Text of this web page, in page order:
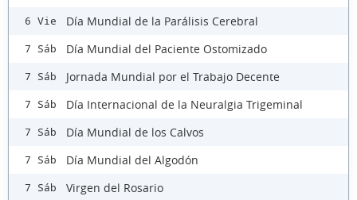
6 Vie Día Mundial de la Parálisis Cerebral
7 Sáb Día Mundial del Paciente Ostomizado
7 Sáb Jornada Mundial por el Trabajo Decente
7 Sáb Día Internacional de la Neuralgia Trigeminal
7 Sáb Día Mundial de los Calvos
7 Sáb Día Mundial del Algodón
7 Sáb Virgen del Rosario